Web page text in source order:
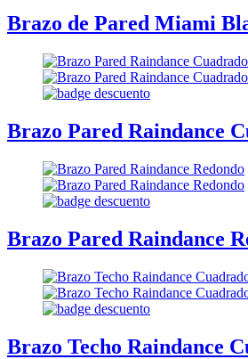
Brazo de Pared Miami
Brazo Pared Raindance
Brazo Pared Raindance
Brazo Techo Raindance